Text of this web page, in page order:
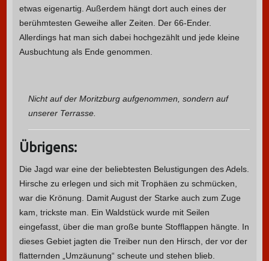
etwas eigenartig. Außerdem hängt dort auch eines der
berühmtesten Geweihe aller Zeiten. Der 66-Ender.
Allerdings hat man sich dabei hochgezählt und jede kleine
Ausbuchtung als Ende genommen.
Nicht auf der Moritzburg aufgenommen, sondern auf
unserer Terrasse.
Übrigens:
Die Jagd war eine der beliebtesten Belustigungen des Adels.
Hirsche zu erlegen und sich mit Trophäen zu schmücken,
war die Krönung. Damit August der Starke auch zum Zuge
kam, trickste man. Ein Waldstück wurde mit Seilen
eingefasst, über die man große bunte Stofflappen hängte. In
dieses Gebiet jagten die Treiber nun den Hirsch, der vor der
flatternden „Umzäunung“ scheute und stehen blieb.